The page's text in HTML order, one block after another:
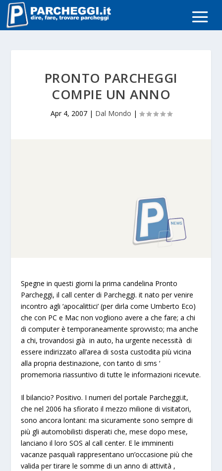
PRONTO PARCHEGGI
COMPIE UN ANNO
Apr 4, 2007| Dal Mondo |
Spegne in questi giorni la prima candelina Pronto
Parcheggi, il call center di Parcheggi. it nato per venire
incontro agli ‘apocalittici’ (per dirla come Umberto Eco)
che con PC e Mac non vogliono avere a che fare; a chi
di computer è temporaneamente sprovvisto; ma anche
a chi, trovandosi già in auto, haurgente necessità di
essere indirizzato all’area di sosta custodita più vicina
alla propria destinazione, con tanto di sms ‘
promemoria riassuntivo di tutte le informazioni ricevute.
Il bilancio? Positivo. I numeri del portale Parcheggi.it,
che nel 2006 ha sfiorato il mezzo milione di visitatori,
sono ancora lontani: ma sicuramente sonosempre di
più gliautomobilisti disperati che, mese dopo mese,
lanciano il loro SOS al call center. E le imminenti
vacanze pasquali rappresentano un’occasione più che
valida per tirare le somme di un anno di attività ,